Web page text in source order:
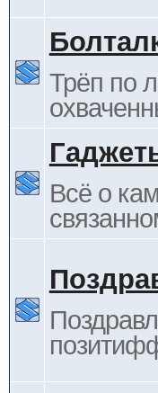
Трёп по
Всё о